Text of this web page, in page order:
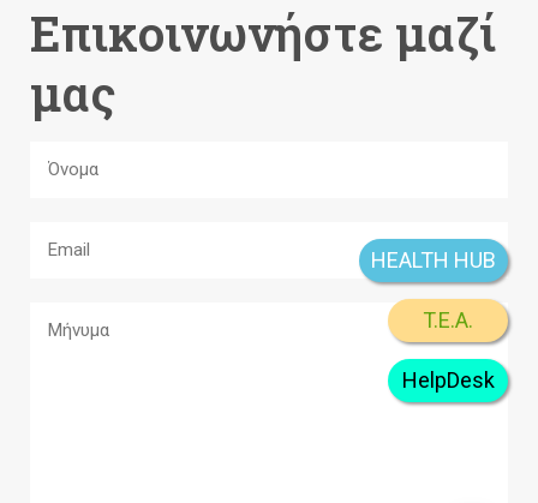
Επικοινωνήστε μαζί
μας
HelpDesk
T.E.A.
HEALTH HUB